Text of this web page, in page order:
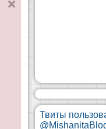
ск
Твиты